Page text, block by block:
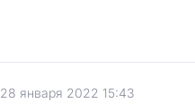
28 января 2022 15:43